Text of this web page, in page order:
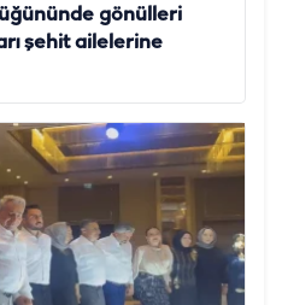
gönülleri
şehit ailelerine